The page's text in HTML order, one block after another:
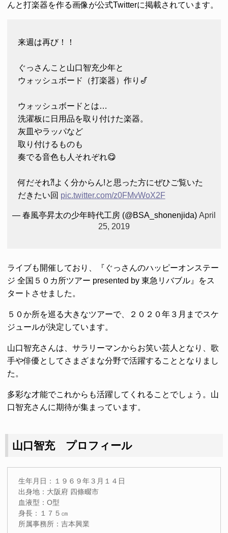
んと打楽器を作る画像が公式Twitterに掲載されています。
来週は再び！！
ぐっさんこと山口智充少年と
ウォッシュボード（打楽器）作り🎷
ウォッシュボードとは…
洗濯板に日用品を取り付けた楽器。
灰皿やラッパなど
取り付けるものも
奏でる音色も人それぞれ😋
何だそれ⁈よく分からん!と思った方にぜひご覧いた
だきたい回 pic.twitter.com/z0FMvWoX2F
— 春風亭昇太の少年時代工房 (@BSA_shonenjida) April
25, 2019
ライブも開催しており、『ぐっさんのハッピーオンステー
ジ 全国５０カ所ツアー presented by 東急リバブル』をス
タートさせました。
５０か所を巡る大きなツアーで、２０２０年３月までスケ
ジュールが決定しています。
山口智充さんは、サラリーマンからお笑い芸人となり、歌
手や俳優としてさまざまな分野で活躍することとなりまし
た。
多彩な才能でこれからも活躍してくれることでしょう。山
口智充さんに期待が集まっています。
山口智充 プロフィール
生年月日：１９６９年３月１４日
出身地：大阪府 四條畷市
血液型：O型
身長：１７５㎝
所属事務所：吉本興業